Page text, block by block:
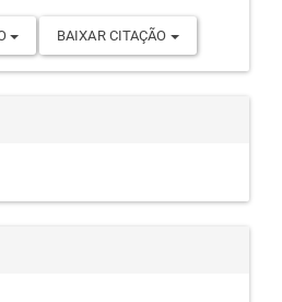
BAIXAR CITAÇÃO